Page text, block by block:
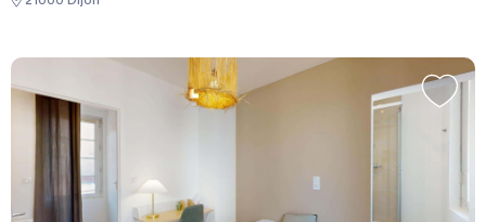
NOT AT WEEKENDS +++You must provide a Visale Guarantee